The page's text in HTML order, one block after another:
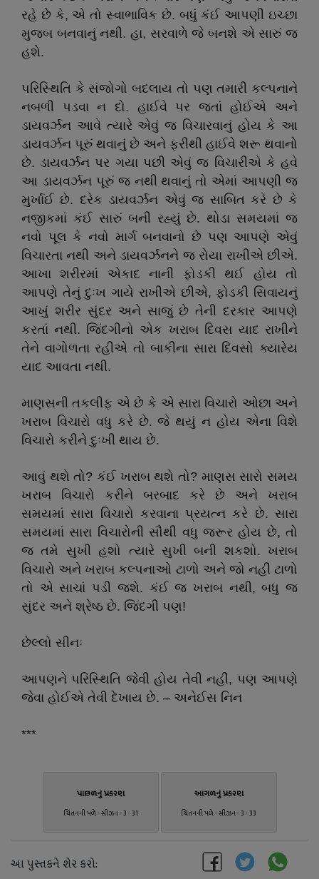
રહે છે કે, એ તો સ્વાભાવિક છે. બધું કંઈ આપણી ઇચ્છા
મુજબ બનવાનું નથી. હા, સરવાળે જે બનશે એ સારું જ
હશે.
પરિસ્થિતિ કે સંજોગો બદલાય તો પણ તમારી કલ્પનાને
નબળી પડવા ન દો. હાઈવે પર જતાં હોઈએ અને
ડાયવર્ઝન આવે ત્યારે એવું જ વિચારવાનું હોય કે આ
ડાયવર્ઝન પૂરું થવાનું છે અને ફરીથી હાઈવે શરૂ થવાનો
છે. ડાયવર્ઝન પર ગયા પછી એવું જ વિચારીએ કે હવે
આ ડાયવર્ઝન પૂરું જ નથી થવાનું તો એમાં આપણી જ
મુર્ખાઈ છે. દરેક ડાયવર્ઝન એવું જ સાબિત કરે છે કે
નજીકમાં કંઈ સારું બની રહ્યું છે. થોડા સમયમાં જ
નવો પૂલ કે નવો માર્ગ બનવાનો છે પણ આપણે એવું
વિચારતા નથી અને ડાયવર્ઝનને જ રોયા રાખીએ છીએ.
આખા શરીરમાં એકાદ નાની ફોડકી થઈ હોય તો
આપણે તેનું દુઃખ ગાયે રાખીએ છીએ, ફોડકી સિવાયનું
આખું શરીર સુંદર અને સાજું છે તેની દરકાર આપણે
કરતાં નથી. જિંદગીનો એક ખરાબ દિવસ યાદ રાખીને
તેને વાગોળતા રહીએ તો બાકીના સારા દિવસો ક્યારેય
યાદ આવતા નથી.
માણસની તકલીફ એ છે કે એ સારા વિચારો ઓછા અને
ખરાબ વિચારો વધુ કરે છે. જે થયું ન હોય એના વિશે
વિચારો કરીને દુઃખી થાય છે.
આવું થશે તો? કંઈ ખરાબ થશે તો? માણસ સારો સમય
ખરાબ વિચારો કરીને બરબાદ કરે છે અને ખરાબ
સમયમાં સારા વિચારો કરવાના પ્રયત્ન કરે છે. સારા
સમયમાં સારા વિચારોની સૌથી વધુ જરૂર હોય છે, તો
જ તમે સુખી હશો ત્યારે સુખી બની શકશો. ખરાબ
વિચારો અને ખરાબ કલ્પનાઓ ટાળો અને જો નહીં ટાળો
તો એ સાચાં પડી જશે. કંઈ જ ખરાબ નથી,બધુ જ
સુંદર અને શ્રેષ્ઠ છે. જિંદગી પણ!
છેલ્લો સીનઃ
આપણને પરિસ્થિતિ જેવી હોય તેવી નહીં, પણ આપણે
જેવા હોઈએ તેવી દેખાય છે. – અનેઈસ નિન
***
પાછળનું પ્રકરણ
ચિંતનની પળે - સીઝન - 3 - 31
આગળનું પ્રકરણ
ચિંતનની પળે - સીઝન - 3 - 33
આ પુસ્તકને શેર કરો: